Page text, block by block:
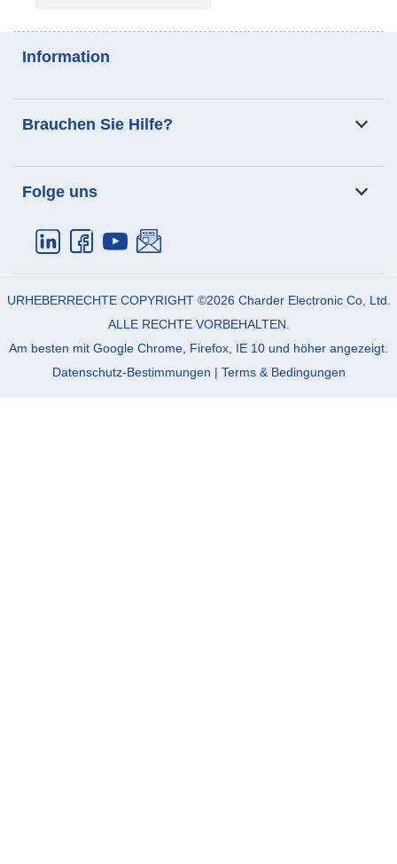
Information
Körperzusammensetzung
Produkte Anwendung
Unterstützung
Über uns
Brauchen Sie Hilfe?
Telefon:
Fax:+886-4-2406-5612
41262 Taiwan (R.O.C)
Folge uns
URHEBERRECHTE COPYRIGHT ©2026 Charder Electronic Co, Ltd.
ALLE RECHTE VORBEHALTEN.
Am besten mit Google Chrome, Firefox, IE 10 und höher angezeigt.
Datenschutz-Bestimmungen | Terms & Bedingungen